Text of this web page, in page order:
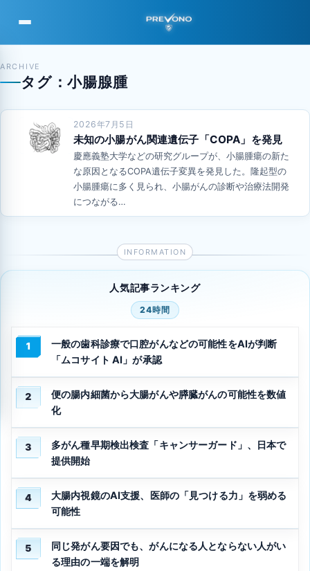
PREVONO
ARCHIVE
タグ：小腸腺腫
2026年7月5日
未知の小腸がん関連遺伝子「COPA」を発見
慶應義塾大学などの研究グループが、小腸腫瘍の新た
な原因となるCOPA遺伝子変異を発見した。隆起型の
小腸腫瘍に多く見られ、小腸がんの診断や治療法開発
につながる…
人気記事ランキング
24時間
1
一般の歯科診療で口腔がんなどの可能性をAIが判断
「ムコサイト AI」が承認
2
便の腸内細菌から大腸がんや膵臓がんの可能性を数値
化
3
多がん種早期検出検査「キャンサーガード」、日本で
提供開始
4
大腸内視鏡のAI支援、医師の「見つける力」を弱める
可能性
5
同じ発がん要因でも、がんになる人とならない人がい
る理由の一端を解明